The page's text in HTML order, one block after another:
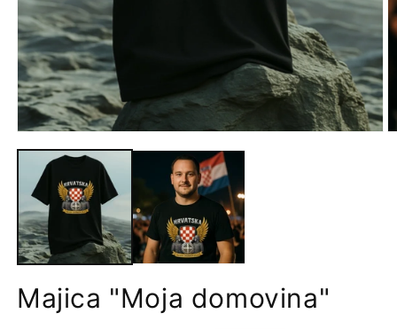
Majica "Moja domovina"